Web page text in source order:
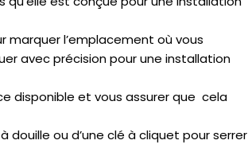
marquer l’emplacement où vous
avec précision pour une installation
disponible et vous assurer que cela
douille ou d’une clé à cliquet pour serrer